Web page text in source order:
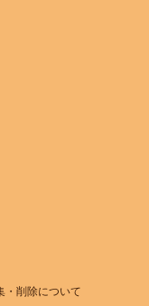
・削除について